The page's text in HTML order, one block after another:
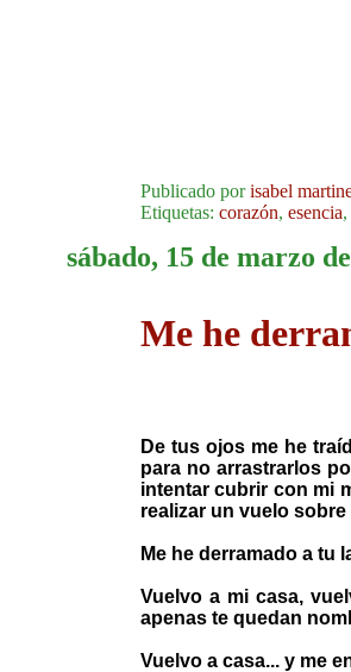
Publicado porisabel
Etiquetas: corazón, esencia,
sábado, 15 de marzo
Me he
De tus ojos me he
para no arrastrarlos
intentar cubrir con mi
realizar un vuelo
Me he derramado a tu
Vuelvo a mi casa,
apenas te quedan
Vuelvo a casa... y me